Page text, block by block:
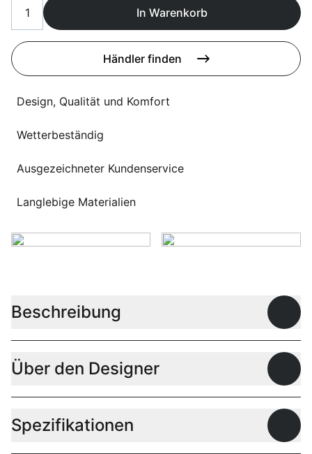
Uber uns
Sprachwahl
In Warenkorb
Händler finden
Design, Qualität und Komfort
Wetterbeständig
Ausgezeichneter Kundenservice
Langlebige Materialien
Beschreibung
Über den Designer
Spezifikationen